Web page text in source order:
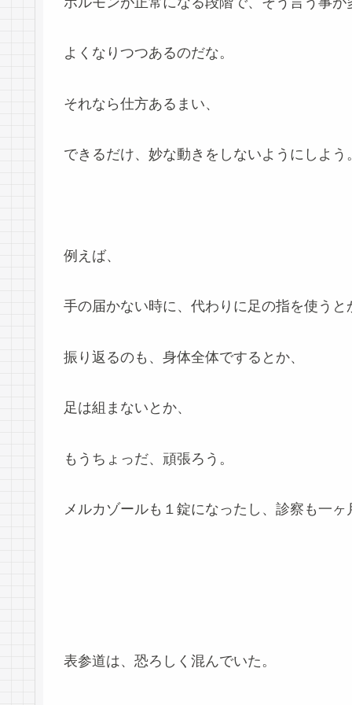
よくなりつつあるのだな。
それなら仕方あるまい、
できるだけ、妙な動きをしないようにしよう。
例えば、
手の届かない時に、代わりに足の指を使うと
振り返るのも、身体全体でするとか、
足は組まないとか、
もうちょっだ、頑張ろう。
メルカゾールも１錠になったし、診察も一ヶ
表参道は、恐ろしく混んでいた。